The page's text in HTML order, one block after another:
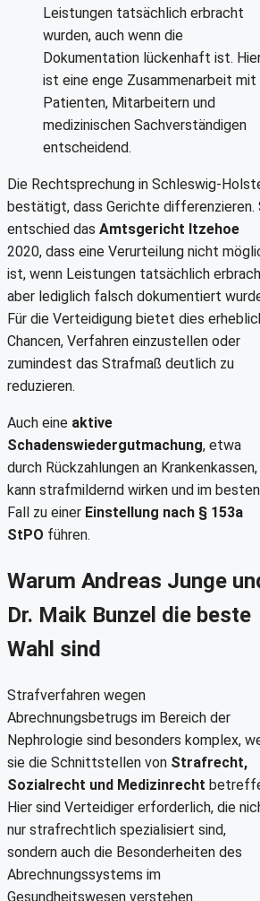
Leistungen tatsächlich erbracht
wurden, auch wenn die
Dokumentation lückenhaft ist.
ist eine enge Zusammenarbeit mit
Patienten, Mitarbeitern und
medizinischen Sachverständigen
entscheidend.
Die Rechtsprechung in Schleswig-
bestätigt, dass Gerichte differenzieren.
entschied das Amtsgericht Itzehoe
2020, dass eine Verurteilung nicht
ist, wenn Leistungen tatsächlich
aber lediglich falsch dokumentiert
Für die Verteidigung bietet dies
Chancen, Verfahren einzustellen oder
zumindest das Strafmaß deutlich zu
reduzieren.
Auch eine aktive
Schadenswiedergutmachung, etwa
durch Rückzahlungen an Krankenkassen,
kann strafmildernd wirken und im besten
Fall zu einer Einstellung nach § 153a
StPO führen.
Warum Andreas Junge
Dr. Maik Bunzel die beste
Wahl sind
Strafverfahren wegen
Abrechnungsbetrugs im Bereich der
Nephrologie sind besonders komplex,
sie die Schnittstellen von Strafrecht,
Sozialrecht und Medizinrecht
Hier sind Verteidiger erforderlich, die
nur strafrechtlich spezialisiert sind,
sondern auch die Besonderheiten des
Abrechnungssystems im
Gesundheitswesen verstehen.